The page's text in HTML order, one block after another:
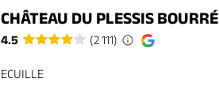
CHÂTEAU DU PLESSIS BOURRÉ
4.5 (2 111)
ECUILLE